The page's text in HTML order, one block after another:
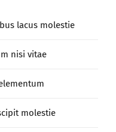
lacus molestie
nisi vitae
molestie